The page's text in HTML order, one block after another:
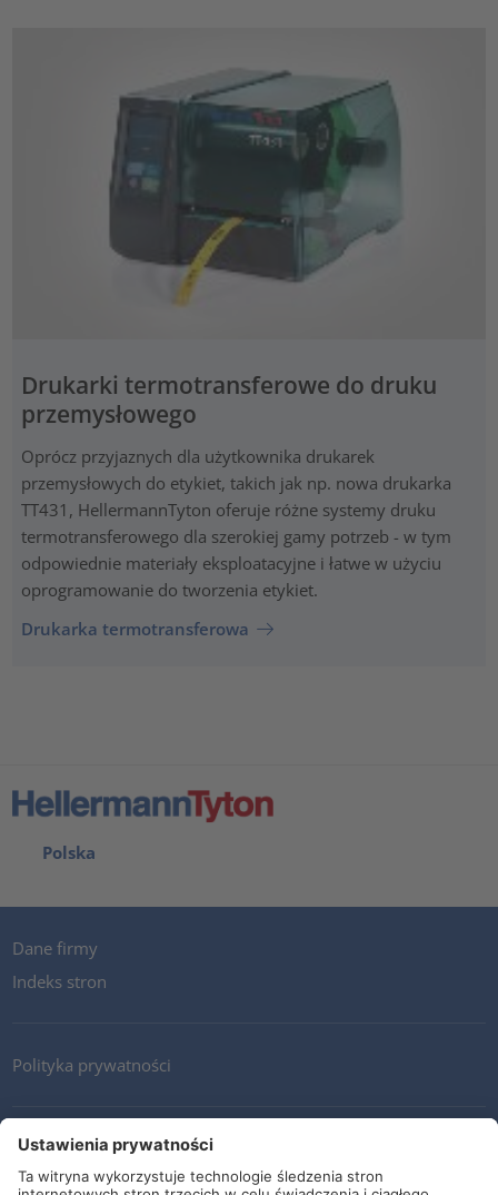
Drukarki termotransferowe do druku
przemysłowego
Oprócz przyjaznych dla użytkownika drukarek
przemysłowych do etykiet, takich jak np. nowa drukarka
TT431, HellermannTyton oferuje różne systemy druku
termotransferowego dla szerokiej gamy potrzeb - w tym
odpowiednie materiały eksploatacyjne i łatwe w użyciu
oprogramowanie do tworzenia etykiet.
Drukarka termotransferowa
Polska
Dane firmy
Indeks stron
Polityka prywatności